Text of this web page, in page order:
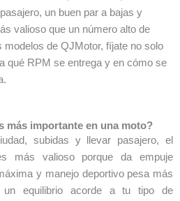
un buen par a bajas y
valioso que un número alto de
de QJMotor, fíjate no solo
qué RPM se entrega y en cómo se
más importante en una moto?
subidas y llevar pasajero, el
más valioso porque da empuje
y manejo deportivo pesa más
equilibrio acorde a tu tipo de